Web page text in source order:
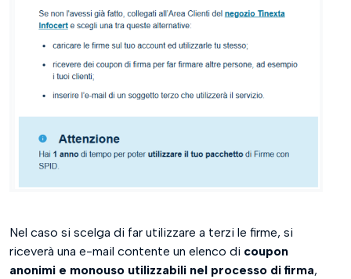
Nel caso si scelga di far utilizzare a terzi le firme, si
riceverà una e-mail contente un elenco di coupon
anonimi e monouso utilizzabili nel processo di firma,